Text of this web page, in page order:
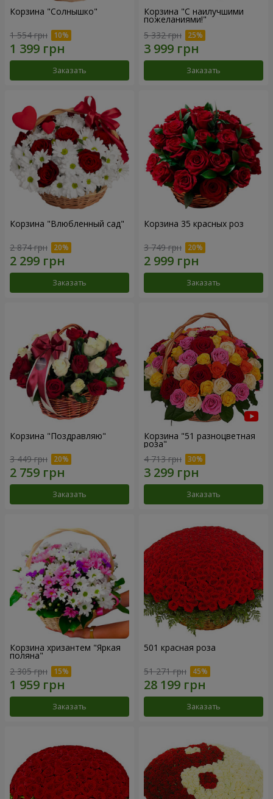
Корзина "Солнышко"
1 554 грн
Заказать
Корзина "С наилучшими
пожеланиями!"
5 332 грн
Заказать
Корзина "Влюбленный сад"
2 874 грн
Заказать
Корзина 35 красных роз
3 749 грн
Заказать
Корзина "Поздравляю"
3 449 грн
Заказать
Корзина "51 разноцветная
роза"
4 713 грн
Заказать
Корзина хризантем "Яркая
поляна"
2 305 грн
Заказать
501 красная роза
51 271 грн
Заказать